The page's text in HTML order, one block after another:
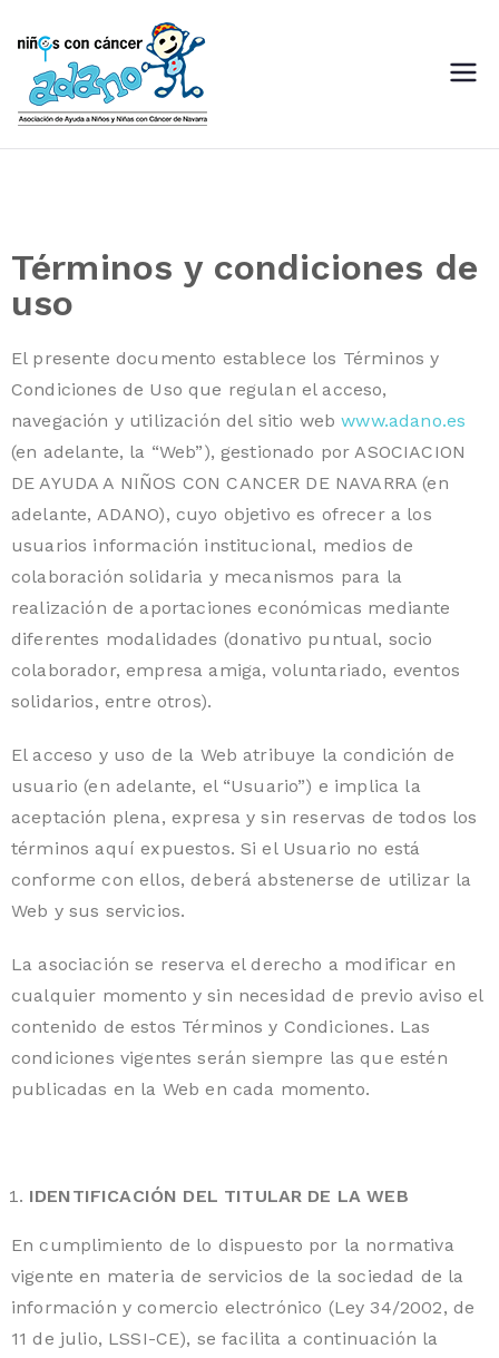
Asociación de Ayuda a Niños
Términos y condiciones de
uso
El presente documento establece los Términos y
Condiciones de Uso que regulan el acceso,
navegación y utilización del sitio webwww.adano.es
(en adelante, la “Web”), gestionado por ASOCIACION
DE AYUDA A NIÑOS CON CANCER DE NAVARRA (en
adelante, ADANO), cuyo objetivo es ofrecer a los
usuarios información institucional, medios de
colaboración solidaria y mecanismos para la
realización de aportaciones económicas mediante
diferentes modalidades (donativo puntual, socio
colaborador, empresa amiga, voluntariado, eventos
solidarios, entre otros).
El acceso y uso de la Web atribuye la condición de
usuario (en adelante, el “Usuario”) e implica la
aceptación plena, expresa y sin reservas de todos los
términos aquí expuestos. Si el Usuario no está
conforme con ellos, deberá abstenerse de utilizar la
Web y sus servicios.
La asociación se reserva el derecho a modificar en
cualquier momento y sin necesidad de previo aviso el
contenido de estos Términos y Condiciones. Las
condiciones vigentes serán siempre las que estén
publicadas en la Web en cada momento.
IDENTIFICACIÓN DEL TITULAR DE LA WEB
En cumplimiento de lo dispuesto por la normativa
vigente en materia de servicios de la sociedad de la
información y comercio electrónico (Ley 34/2002, de
11 de julio, LSSI-CE), se facilita a continuación la